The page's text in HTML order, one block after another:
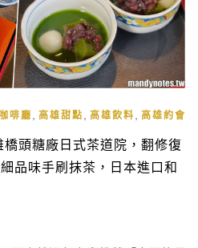
啡廳 高雄甜點 高雄飲料 高雄約會
橋頭糖廠日式茶道院，翻修復
品味手刷抹茶，日本進口和